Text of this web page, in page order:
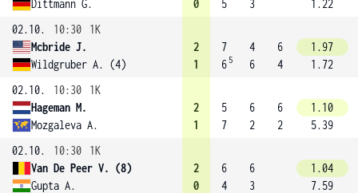
Dittmann G. 0 5 3
1.22
02.10.
10:30
1K
Mcbride J.
Wildgruber A. (4)
2
1
7
6 5
4
6
6
4
1.97
1.72
02.10.
10:30
1K
Hageman M.
Mozgaleva A.
2
1
5
7
6
2
6
2
1.10
5.39
02.10.
10:30
1K
Van De Peer V. (8)
Gupta A.
2
0
6
4
6
3
1.04
7.59